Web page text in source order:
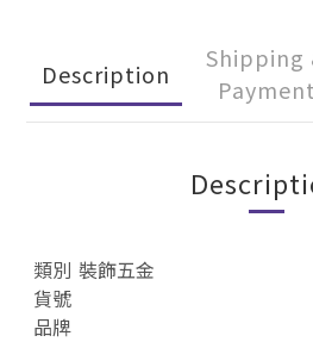
Description
Shipping
Payment
類別 裝飾五金
貨號
品牌